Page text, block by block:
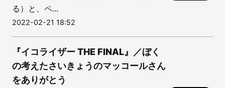
る）と、ペ...
2022-02-21 18:52
『イコライザー THE FINAL』／ぼく
の考えたさいきょうのマッコールさん
をありがとう